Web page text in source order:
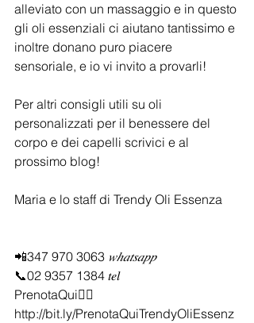
alleviato con un massaggio e in questo
gli oli essenziali ci aiutano tantissimo e
inoltre donano puro piacere
sensoriale, e io vi invito a provarli!
Per altri consigli utili su oli
personalizzati per il benessere del
corpo e dei capelli scrivici e al
prossimo blog!
Maria e lo staff di Trendy Oli Essenza
📲347 970 3063 𝑤ℎ𝑎𝑡𝑠𝑎𝑝𝑝
📞02 9357 1384 𝑡𝑒𝑙
PrenotaQui👉🏻
http://bit.ly/PrenotaQuiTrendyOliEssenz